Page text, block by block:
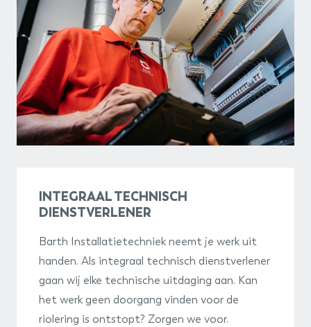
INTEGRAAL TECHNISCH
DIENSTVERLENER
Barth Installatietechniek neemt je werk uit
handen. Als integraal technisch dienstverlener
gaan wij elke technische uitdaging aan. Kan
het werk geen doorgang vinden voor de
riolering is ontstopt? Zorgen we voor.